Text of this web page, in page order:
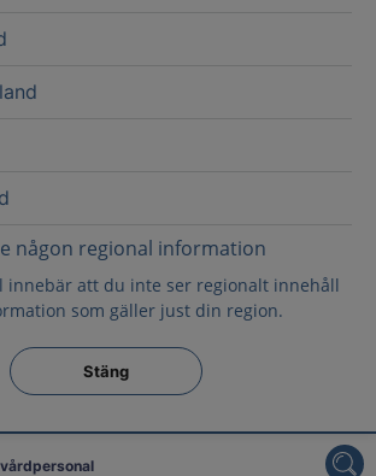
någon regional information
innebär att du inte ser regionalt innehåll
som gäller just din region.
Stäng regionsväljaren
Stäng